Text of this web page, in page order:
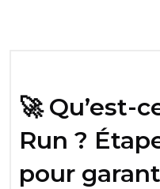
🚀 Qu’est-
Run ?
pour